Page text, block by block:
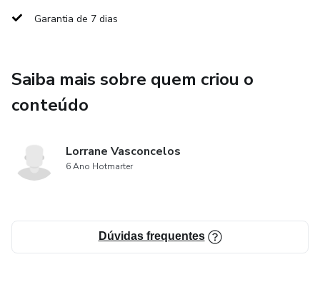
Este e-book é a chave para desbloquear um cabelo mais
diminuir os efeitos da alopécia androgenética.
Garantia de 7 dias
Saiba mais sobre quem criou o
conteúdo
Lorrane Vasconcelos
6 Ano Hotmarter
Dúvidas frequentes